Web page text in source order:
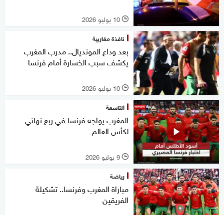
l 10 يوليو 2026
نافذة مغاربية
بعد وداع المونديال.. مدرب المغرب
يكشف سبب الخسارة أمام فرنسا
l 10 يوليو 2026
التاسعة
المغرب يواجه فرنسا في ربع نهائي
لكأس العالم
l 9 يوليو 2026
رياضة
مباراة المغرب وفرنسا.. تشكيلة
الفريقين